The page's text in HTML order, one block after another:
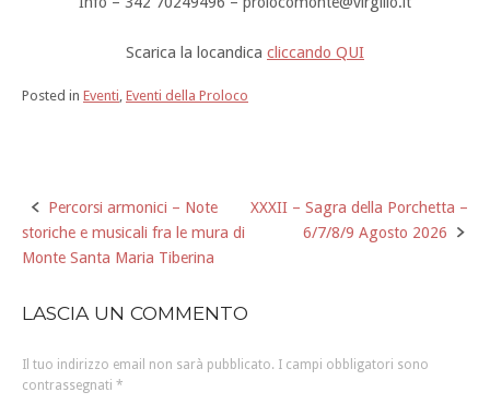
Scarica la locandica cliccando QUI
Posted in Eventi, Eventi della Proloco
Post
navigation
Percorsi armonici – Note
storiche e musicali fra le mura di
Monte Santa Maria Tiberina
XXXII – Sagra della Porchetta –
6/7/8/9 Agosto 2026
LASCIA UN COMMENTO
Il tuo indirizzo email non sarà pubblicato. I campi obbligatori sono
contrassegnati *